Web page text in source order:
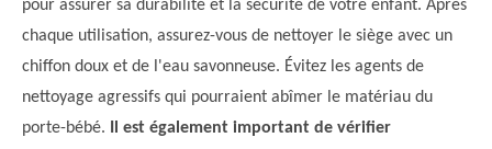
pour assurer sa durabilité et la sécurité de votre enfant. Après
chaque utilisation, assurez-vous de nettoyer le siège avec un
chiffon doux et de l'eau savonneuse. Évitez les agents de
nettoyage agressifs qui pourraient abîmer le matériau du
porte-bébé. Il est également important de vérifier